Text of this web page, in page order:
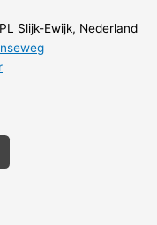
Slijk-Ewijk, Nederland